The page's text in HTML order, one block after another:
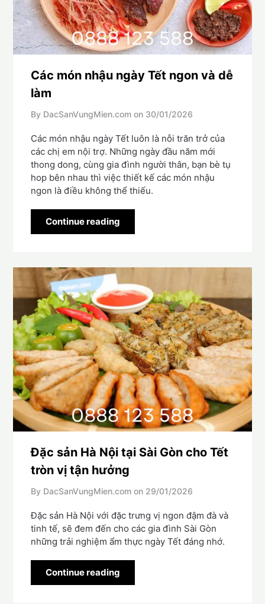
Các món nhậu ngày Tết ngon và dễ
làm
By DacSanVungMien.com on 30/01/2026
Các món nhậu ngày Tết luôn là nỗi trăn trở của
các chị em nội trợ. Những ngày đầu năm mới
thong dong, cùng gia đình người thân, bạn bè tụ
hop bên nhau thì việc thiết kế các món nhậu
ngon là điều không thể thiếu.
Continue reading
Đặc sản Hà Nội tại Sài Gòn cho Tết
tròn vị tận hưởng
By DacSanVungMien.com on 29/01/2026
Đặc sản Hà Nội với đặc trưng vị ngon đậm đà và
tinh tế, sẽ đem đến cho các gia đình Sài Gòn
những trải nghiệm ẩm thực ngày Tết đáng nhớ.
Continue reading